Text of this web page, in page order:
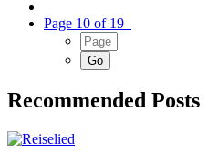
Page 10 of 19
Recommended Posts